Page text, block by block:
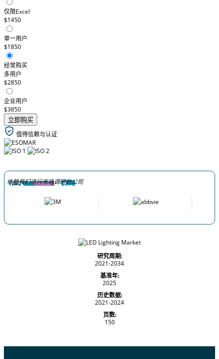
仅限Excel
$1450
单一用户
$1850
经常购买
多用户
$2850
企业用户
$3850
立即购买
值得信赖与认证
依赖我们进行市场调研的公司
研究周期:
2021-2034
基准年:
2025
历史数据:
2021-2024
页数:
150